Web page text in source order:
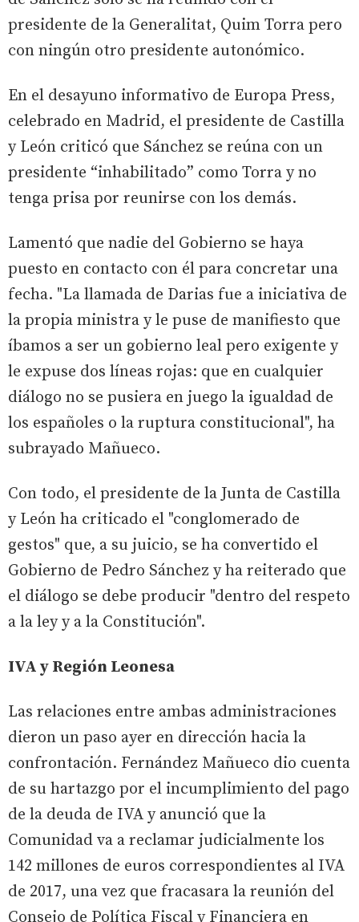
presidente de la Generalitat, Quim Torra pero
con ningún otro presidente autonómico.
En el desayuno informativo de Europa Press,
celebrado en Madrid, el presidente de Castilla
y León criticó que Sánchez se reúna con un
presidente “inhabilitado” como Torra y no
tenga prisa por reunirse con los demás.
Lamentó que nadie del Gobierno se haya
puesto en contacto con él para concretar una
fecha. "La llamada de Darias fue a iniciativa de
la propia ministra y le puse de manifiesto que
íbamos a ser un gobierno leal pero exigente y
le expuse dos líneas rojas: que en cualquier
diálogo no se pusiera en juego la igualdad de
los españoles o la ruptura constitucional", ha
subrayado Mañueco.
Con todo, el presidente de la Junta de Castilla
y León ha criticado el "conglomerado de
gestos" que, a su juicio, se ha convertido el
Gobierno de Pedro Sánchez y ha reiterado que
el diálogo se debe producir "dentro del respeto
a la ley y a la Constitución".
IVA y Región Leonesa
Las relaciones entre ambas administraciones
dieron un paso ayer en dirección hacia la
confrontación. Fernández Mañueco dio cuenta
de su hartazgo por el incumplimiento del pago
de la deuda de IVA y anunció que la
Comunidad va a reclamar judicialmente los
142 millones de euros correspondientes al IVA
de 2017, una vez que fracasara la reunión del
Consejo de Política Fiscal y Financiera en